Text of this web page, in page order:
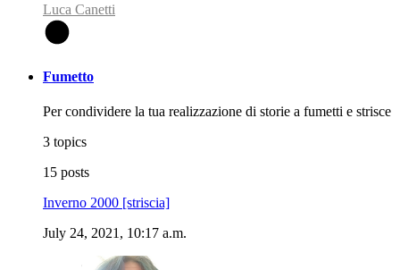
Luca Canetti
Fumetto
Per condividere la tua realizzazione di storie a fumetti e strisce
3 topics
15 posts
Inverno 2000 [striscia]
July 24, 2021, 10:17 a.m.